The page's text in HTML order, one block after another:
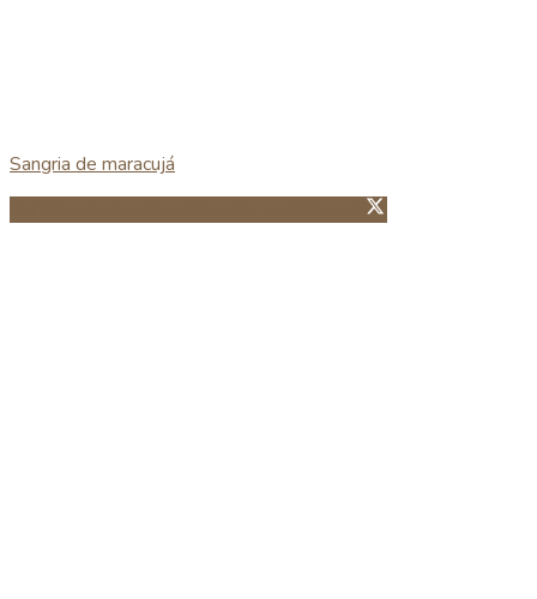
Sangria de maracujá
Guardar no Pinterest